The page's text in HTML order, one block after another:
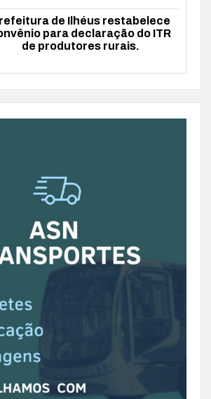
de Ilhéus restabelece
para declaração do ITR
de produtores rurais.